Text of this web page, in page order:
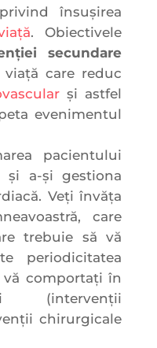
însușirea
. Obiectivele
secundare
care reduc
și astfel
evenimentul
pacientului
și a-și gestiona
Veți învăța
care
trebuie să vă
periodicitatea
comportați în
(intervenții
chirurgicale